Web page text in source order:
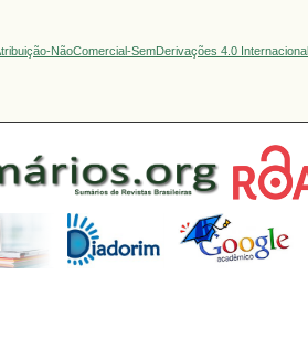
NãoComercial-SemDerivações 4.0 Internacional